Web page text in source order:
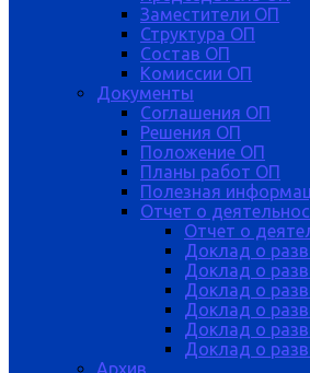
Заместители ОП
Структура ОП
Состав ОП
Комиссии ОП
Документы
Соглашения ОП
Решения ОП
Положение ОП
Планы работ ОП
Полезная
Отчет о
Отчет о
Доклад о
Доклад о
Доклад о
Доклад о
Доклад о
Доклад о
Архив